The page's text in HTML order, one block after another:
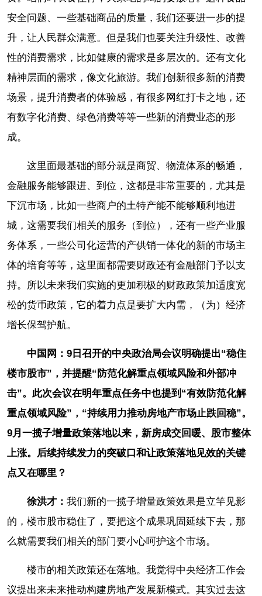
安全问题、一些基础商品的质量，我们还要进一步的提
升，让人民群众满意。但是我们也要关注升级性、改善
性的消费需求，比如健康的需求是多层次的。还有文化
精神层面的需求，像文化旅游。我们创新很多新的消费
场景，提升消费者的体验感，有很多网红打卡之地，还
有数字化消费、绿色消费等等一些新的消费业态的形
成。
这里面最基础的部分就是商贸、物流体系的畅通，
金融服务能够跟进、到位，这都是非常重要的，尤其是
下沉市场，比如一些商户的土特产能不能够顺利地进
城，这需要我们相关的服务（到位），还有一些产业服
务体系，一些公司化运营的产供销一体化的新的市场主
体的培育等等，这里面都需要财政还有金融部门予以支
持。所以未来我们实施的更加积极的财政政策加适度宽
松的货币政策，它的着力点是要扩大内需，（为）经济
增长保驾护航。
中国网：9日召开的中央政治局会议明确提出“稳住
楼市股市”，并提醒“防范化解重点领域风险和外部冲
击”。此次会议在明年重点任务中也提到“有效防范化解
重点领域风险”，“持续用力推动房地产市场止跌回稳”。
9月一揽子增量政策落地以来，新房成交回暖、股市整体
上涨。后续持续发力的突破口和让政策落地见效的关键
点又在哪里？
徐洪才： 我们新的一揽子增量政策效果是立竿见影
的，楼市股市稳住了，要把这个成果巩固延续下去，那
么就需要我们相关的部门要小心呵护这个市场。
楼市的相关政策还在落地。我觉得中央经济工作会
议提出来未来推动构建房地产发展新模式。其实过去这